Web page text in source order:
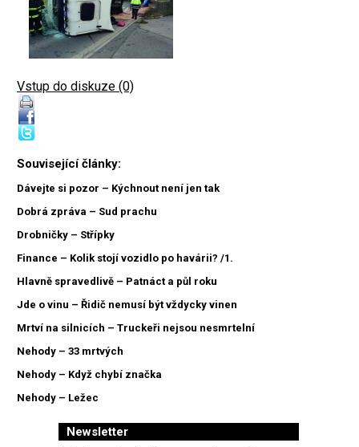
Vstup do diskuze (0)
Související články:
Dávejte si pozor – Kýchnout není jen tak
Dobrá zpráva – Sud prachu
Drobničky – Střípky
Finance – Kolik stojí vozidlo po havárii? /1.
Hlavně spravedlivě – Patnáct a půl roku
Jde o vinu – Řidič nemusí být vždycky vinen
Mrtví na silnicích – Truckeři nejsou nesmrtelní
Nehody – 33 mrtvých
Nehody – Když chybí značka
Nehody – Ležec
Newsletter